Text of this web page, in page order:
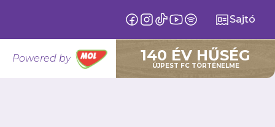
Sajtó
Powered by 140 ÉV HŰSÉG
ÚJPEST FC TÖRTÉNELME